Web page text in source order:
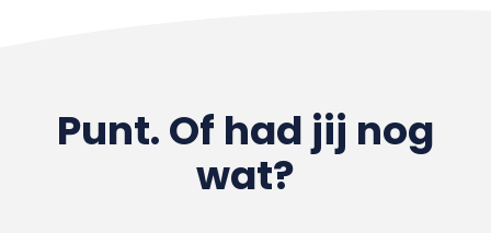
Punt. Of had jij nog
wat?